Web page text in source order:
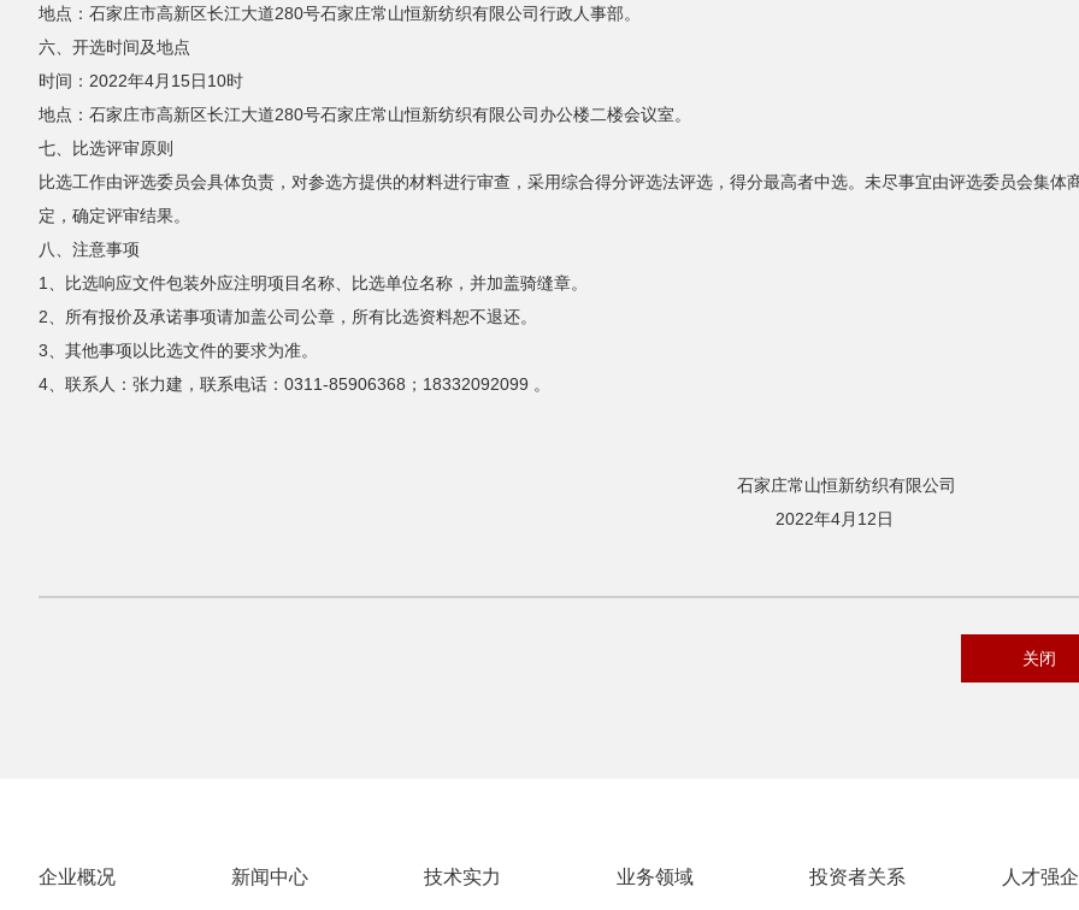
地点：石家庄市高新区长江大道280号石家庄常山恒新纺织有限公司行政人事部。
六、开选时间及地点
时间：2022年4月15日10时
地点：石家庄市高新区长江大道280号石家庄常山恒新纺织有限公司办公楼二楼会议室。
七、比选评审原则
比选工作由评选委员会具体负责，对参选方提供的材料进行审查，采用综合得分评选法评选，得分最高者中选。未尽事宜由评选委员会集体
定，确定评审结果。
八、注意事项
1、比选响应文件包装外应注明项目名称、比选单位名称，并加盖骑缝章。
2、所有报价及承诺事项请加盖公司公章，所有比选资料恕不退还。
3、其他事项以比选文件的要求为准。
4、联系人：张力建，联系电话：0311-85906368；18332092099 。
石家庄常山恒新纺织有限公司
2022年4月12日
关闭
企业概况 新闻中心 技术实力 业务领域 投资者关系 人才强企